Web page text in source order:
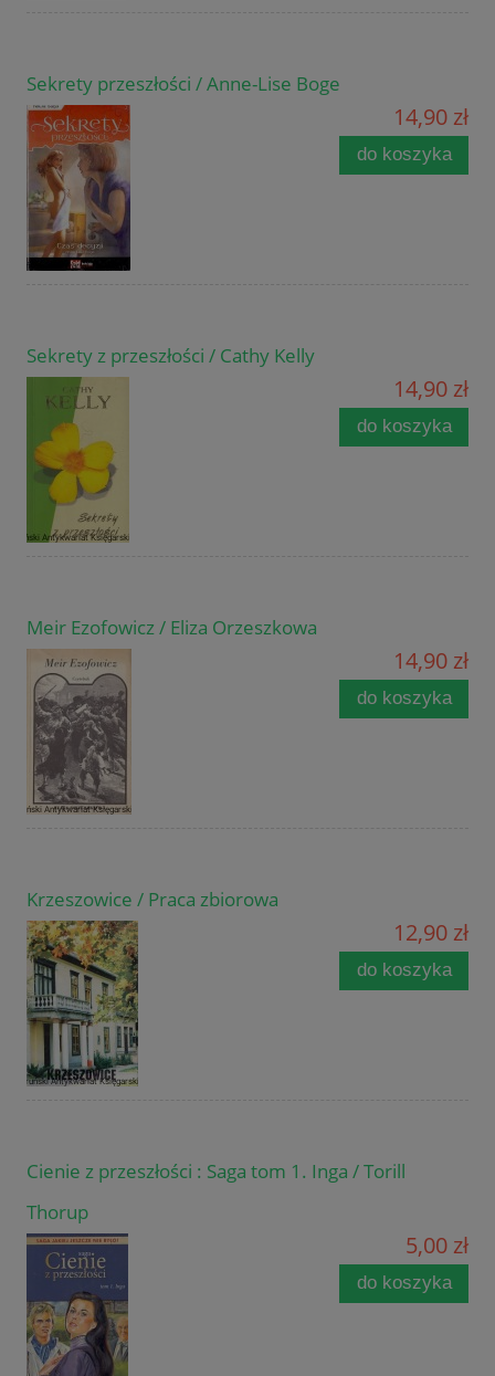
Sekrety przeszłości / Anne-Lise Boge
14,90 zł
do koszyka
Sekrety z przeszłości / Cathy Kelly
14,90 zł
do koszyka
Meir Ezofowicz / Eliza Orzeszkowa
14,90 zł
do koszyka
Krzeszowice / Praca zbiorowa
12,90 zł
do koszyka
Cienie z przeszłości : Saga tom 1. Inga / Torill
Thorup
5,00 zł
do koszyka